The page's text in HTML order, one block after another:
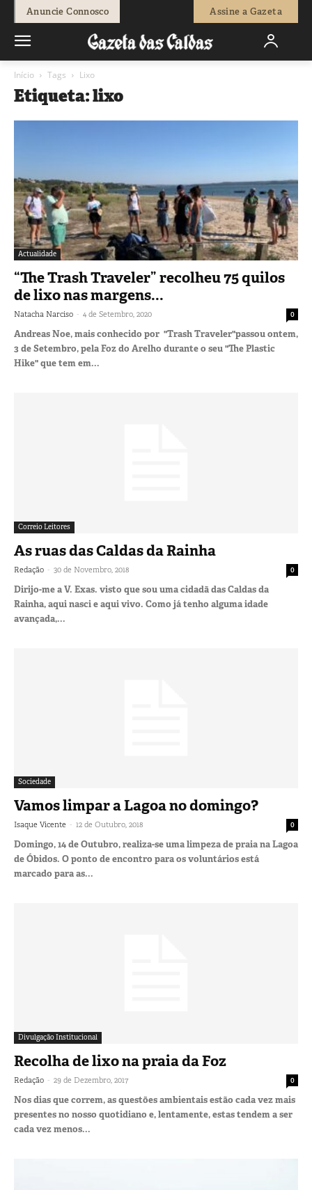
Anuncie Connosco Assine a Gazeta
Início Tags Lixo
Etiqueta: lixo
Actualidade
“The Trash Traveler” recolheu 75 quilos
de lixo nas margens...
Natacha Narciso - 4 de Setembro, 2020 0
Andreas Noe, mais conhecido por "Trash Traveler"passou ontem,
3 de Setembro, pela Foz do Arelho durante o seu "The Plastic
Hike" que tem em...
Correio Leitores
As ruas das Caldas da Rainha
Redação - 30 de Novembro, 2018 0
Dirijo-me a V. Exas. visto que sou uma cidadã das Caldas da
Rainha, aqui nasci e aqui vivo. Como já tenho alguma idade
avançada,...
Sociedade
Vamos limpar a Lagoa no domingo?
Isaque Vicente - 12 de Outubro, 2018 0
Domingo, 14 de Outubro, realiza-se uma limpeza de praia na Lagoa
de Óbidos. O ponto de encontro para os voluntários está
marcado para as...
Divulgação Institucional
Recolha de lixo na praia da Foz
Redação - 29 de Dezembro, 2017 0
Nos dias que correm, as questões ambientais estão cada vez mais
presentes no nosso quotidiano e, lentamente, estas tendem a ser
cada vez menos...